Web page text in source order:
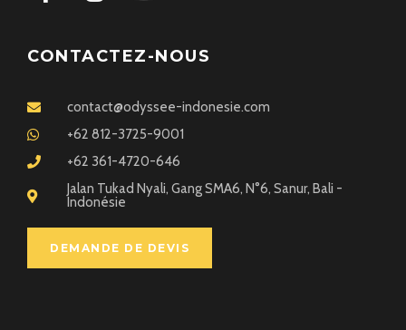
CONTACTEZ-NOUS
contact@odyssee-indonesie.com
+62 812-3725-9001
+62 361-4720-646
Jalan Tukad Nyali, Gang SMA6, N°6, Sanur, Bali -
Indonésie
DEMANDE DE DEVIS